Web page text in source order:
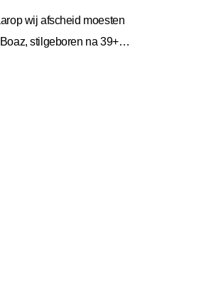
wij afscheid moesten
stilgeboren na 39+
onze rots